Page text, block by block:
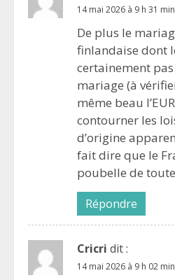
14 mai 2026 à 9 h 31 min
De plus le
finlandaise dont
certainement
mariage (à
même beau
contourner les
d’origine
fait dire que le
poubelle de toute
Répondre
Cricri dit :
14 mai 2026 à 9 h 02 min